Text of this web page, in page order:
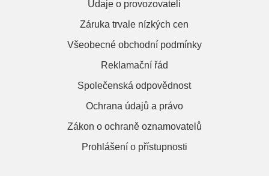
Údaje o provozovateli
Záruka trvale nízkých cen
Všeobecné obchodní podmínky
Reklamační řád
Společenská odpovědnost
Ochrana údajů a právo
Zákon o ochraně oznamovatelů
Prohlášení o přístupnosti